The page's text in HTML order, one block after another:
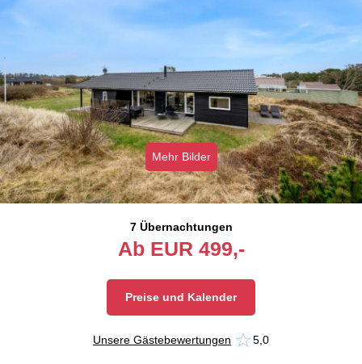
Mehr Bilder
7 Übernachtungen
Ab EUR 499,-
Preise und Kalender
Unsere Gästebewertungen 5,0